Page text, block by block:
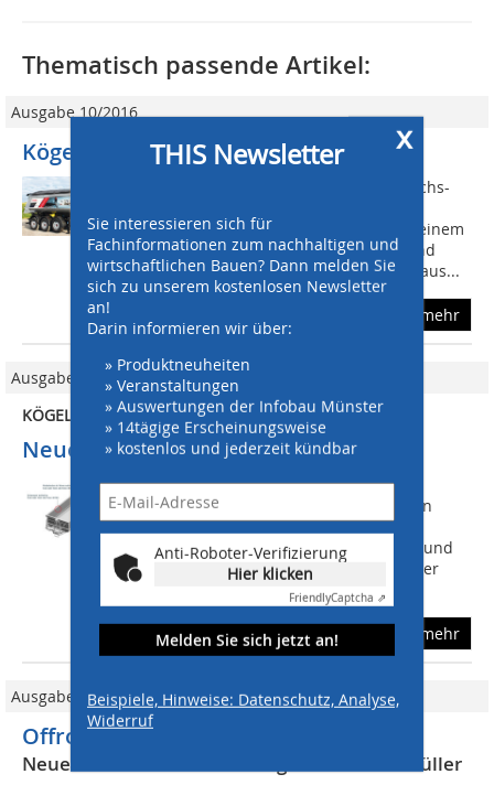
x
THIS Newsletter
Sie interessieren sich für
Fachinformationen zum nachhaltigen und
wirtschaftlichen Bauen? Dann melden Sie
sich zu unserem kostenlosen Newsletter
an!
Darin informieren wir über:
» Produktneuheiten
» Veranstaltungen
» Auswertungen der Infobau Münster
» 14tägige Erscheinungsweise
» kostenlos und jederzeit kündbar
Anti-Roboter-Verifizierung
Hier klicken
FriendlyCaptcha ⇗
Melden Sie sich jetzt an!
Beispiele, Hinweise: Datenschutz, Analyse,
Widerruf
Thematisch passende Artikel:
Ausgabe 10/2016
Kögel: Asphalt-Muldenkipper
Der auf der IAA 2016 ausgestellte 3-Achs-
Ladevolumen zeigte die Variante mit einem
5 Millimeter starken Muldenboden und
einer 4 Millimeter starken Rückwand aus...
mehr
Ausgabe 04/2012
KÖGEL 24-M²-MULDEN-KIPPER
Neue Extras
Verschiedene Wandstärken Der Kögel
Mulden-Kipper ist ab sofort optional in
verschiedenen Wandstärken-
Kombinationen erhältlich. Der Boden und
die Rückwand der Kögel Mulden-Kipper
mehr
Ausgabe 6-7/2020
Offroad-Kipper ist Joker im Gelände
Neueste Produktentwicklung von Schwarzmüller